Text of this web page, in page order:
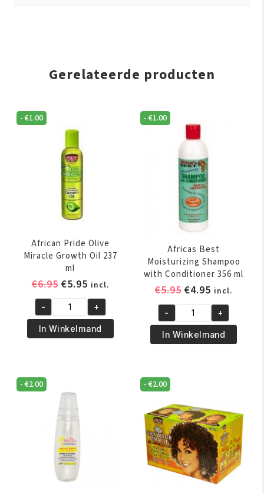
Gerelateerde producten
-€1.00
African Pride Olive
Miracle Growth Oil 237
ml
€6.95 Oorspronkelijke
was:
€6.95.
€5.95Huidige
prijs
is:
€5.95.
incl.
African
Pride
Olive
Oil
aantal
- +
In Winkelmand
-€1.00
Africas Best
Moisturizing Shampoo
with Conditioner 356 ml
€5.95
was:
€5.95.
€4.95 Huidige
prijs
is:
€4.95.
incl.
Africas
Best
Moisturizing
with
Conditioner
356
ml
aantal
- +
In Winkelmand
-€2.00 -€2.00